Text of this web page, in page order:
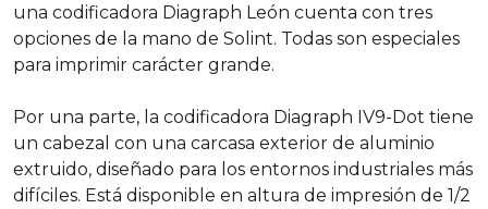
una codificadora Diagraph León cuenta con tres
opciones de la mano de Solint. Todas son especiales
para imprimir carácter grande.
Por una parte, la codificadora Diagraph IV9-Dot tiene
un cabezal con una carcasa exterior de aluminio
extruido, diseñado para los entornos industriales más
difíciles. Está disponible en altura de impresión de 1/2